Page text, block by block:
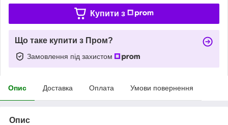
Купити з
Що таке купити з Пром?
Замовлення під захистом
Опис Доставка Оплата Умови повернення
Опис